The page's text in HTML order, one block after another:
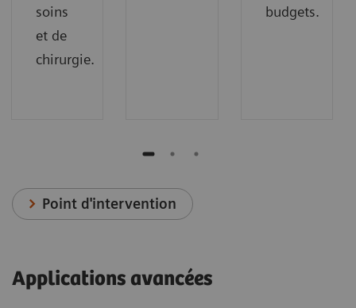
soins
et de
chirurgie.
budgets.
Point d'intervention
Applications avancées